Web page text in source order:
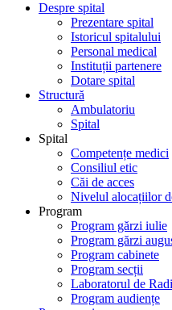
Despre spital
Prezentare spital
Istoricul spitalului
Personal medical
Instituții partenere
Dotare spital
Structură
Ambulatoriu
Spital
Spital
Competențe medici
Consiliul etic
Căi de acces
Nivelul alocațiilor
Program
Program gărzi iulie
Program gărzi
Program cabinete
Program secții
Laboratorul de
Program audiențe